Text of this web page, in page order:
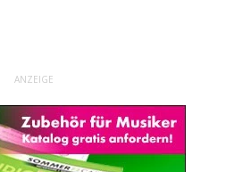
ANZEIGE